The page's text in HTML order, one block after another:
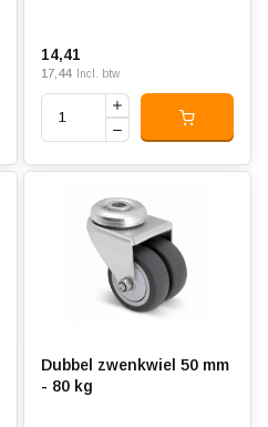
14,41
17,44 Incl. btw
Dubbel zwenkwiel 50 mm
- 80 kg